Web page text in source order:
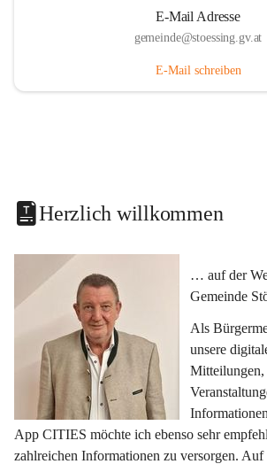
E-Mail Adresse
gemeinde@stoessing.gv.at
E-Mail schreiben
Herzlich willkommen
… auf der
Gemeinde
Als
unsere
App CITIES möchte ich ebenso sehr
zahlreichen Informationen zu versorgen. Auf